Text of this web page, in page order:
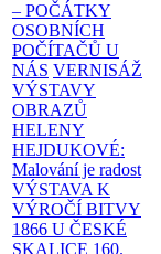
– POČÁTKY
OSOBNÍCH
POČÍTAČŮ U
NÁS VERNISÁŽ
VÝSTAVY
OBRAZŮ
HELENY
HEJDUKOVÉ:
Malování je radost
VÝSTAVA K
VÝROČÍ BITVY
1866 U ČESKÉ
SKALICE 160.